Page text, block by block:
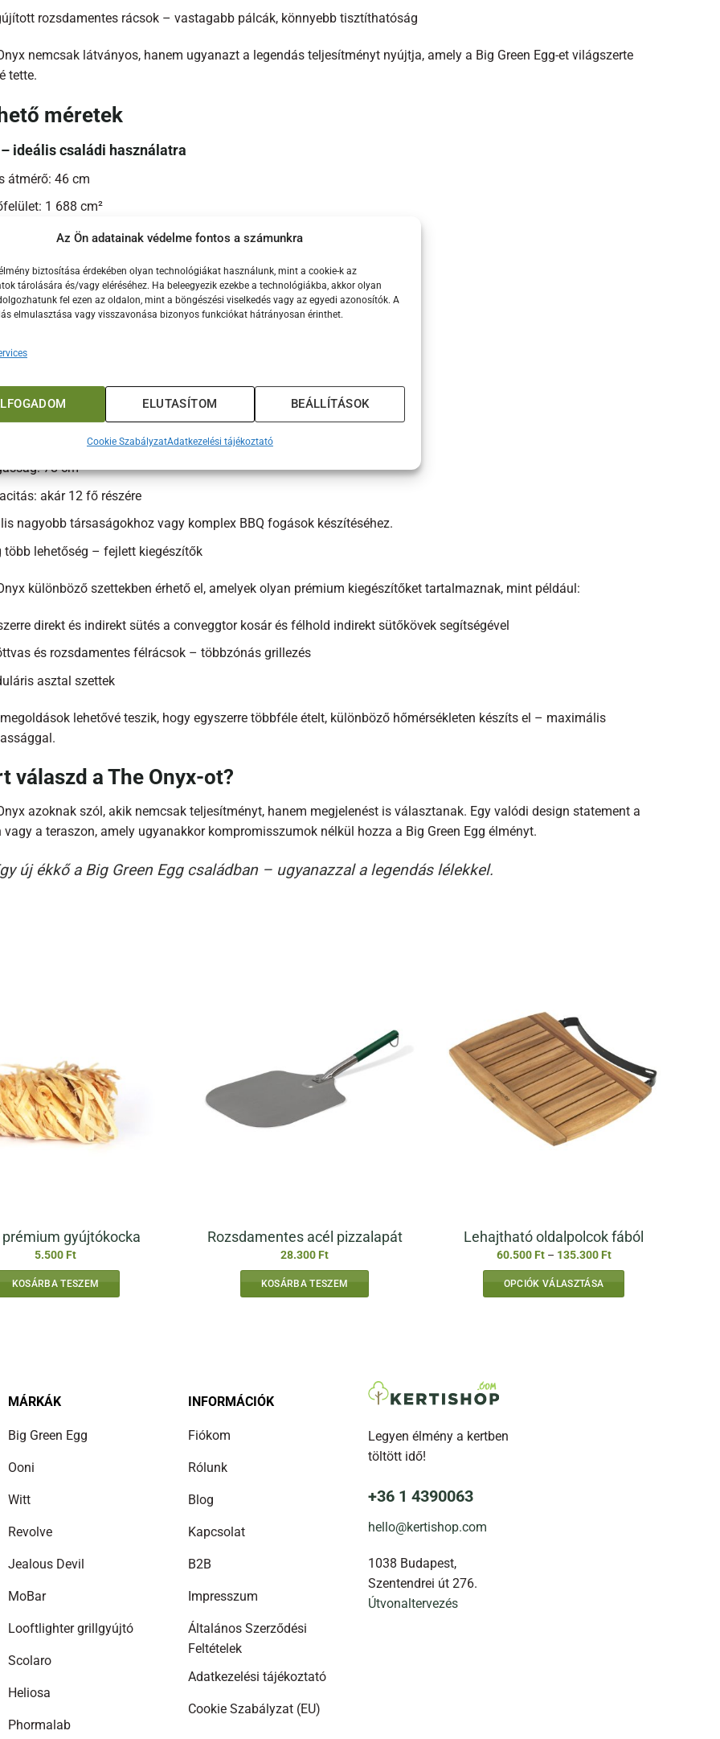
Az Ön adatainak védelme fontos a számunkra
biztosítása érdekében olyan technológiákat használunk, mint a cookie-k az
tárolására és/vagy eléréséhez. Ha beleegyezik ezekbe a technológiákba, akkor olyan
fel ezen az oldalon, mint a böngészési viselkedés vagy az egyedi azonosítók. A
elmulasztása vagy visszavonása bizonyos funkciókat hátrányosan érinthet.
ELUTASÍTOM BEÁLLÍTÁSOK
Cookie SzabályzatAdatkezelési tájékoztató
rozsdamentes rácsok – vastagabb pálcák, könnyebb tisztíthatóság
nemcsak látványos, hanem ugyanazt a legendás teljesítményt nyújtja, amely a Big Green Egg-et világszerte
tette.
méretek
ideális családi használatra
átmérő: 46 cm
1 688 cm²
akár 8 fő részére
választás mindennapi használatra és baráti összejövetelekhez.
– maximális kapacitás és szabadság
átmérő: 61 cm
2 919 cm²
78 cm
akár 12 fő részére
nagyobb társaságokhoz vagy komplex BBQ fogások készítéséhez.
több lehetőség – fejlett kiegészítők
különböző szettekben érhető el, amelyek olyan prémium kiegészítőket tartalmaznak, mint például:
direkt és indirekt sütés a conveggtor kosár és félhold indirekt sütőkövek segítségével
és rozsdamentes félrácsok – többzónás grillezés
asztal szettek
lehetővé teszik, hogy egyszerre többféle ételt, különböző hőmérsékleten készíts el – maximális
válaszd a The Onyx-ot?
azoknak szól, akik nemcsak teljesítményt, hanem megjelenést is választanak. Egy valódi design statement a
vagy a teraszon, amely ugyanakkor kompromisszumok nélkül hozza a Big Green Egg élményt.
új ékkő a Big Green Egg családban – ugyanazzal a legendás lélekkel.
prémium gyújtókocka
5.500 Ft
KOSÁRBA TESZEM
Rozsdamentes acél pizzalapát
28.300 Ft
KOSÁRBA TESZEM
Lehajtható oldalpolcok fából
60.500 Ft – 135.300 FtÁrtartomány:
OPCIÓK VÁLASZTÁSA
MÁRKÁK
Big Green Egg
Ooni
Witt
Revolve
Jealous Devil
MoBar
Looftlighter grillgyújtó
Scolaro
Heliosa
Phormalab
INFORMÁCIÓK
Fiókom
Rólunk
Blog
Kapcsolat
B2B
Impresszum
Általános Szerződési
Feltételek
Adatkezelési tájékoztató
Cookie Szabályzat (EU)
Legyen élmény a kertben
töltött idő!
+36 1 4390063
hello@kertishop.com
1038 Budapest,
Szentendrei út 276.
Útvonaltervezés